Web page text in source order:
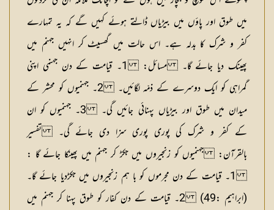
میں طوق اور پاؤں میں بیڑیاں ڈالتے ہوئے کہیں گے کہ یہ تمہارے
کفر و شرک کا بدلہ ہے۔ اس حالت میں گھسیٹ کر انہیں جہنم میں
پھینک دیا جائے گا۔مسائل:
1۔ قیامت کے دن جہنمی اپنی
گمراہی کو ایک دوسرے کے ذمّہ لگائیں۔ 2۔ جہنمیوں کو محشر کے
میدان میں طوق اور بیڑیاں پہنائی جائیں گی۔ 3۔ جہنمیوں کو ان
کے کفر و شرک کی پوری پوری سزا دی جائے گی۔تفسیر
بالقرآن: جہنمیوں کو زنجیروں میں جکڑ کر جہنم میں پھینکا جائے گا :
1۔ قیامت کے دن مجرموں کو با ہم زنجیروں میں جکڑدیا جائے گا۔
(ابراہیم :49) 2۔ قیامت کے دن کفار کو طوق پہنا کر جہنم میں